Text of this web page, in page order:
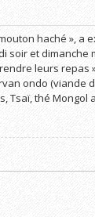
haché », a
et dimanche
leurs
ondo (viande
Tsaï, thé Mongol